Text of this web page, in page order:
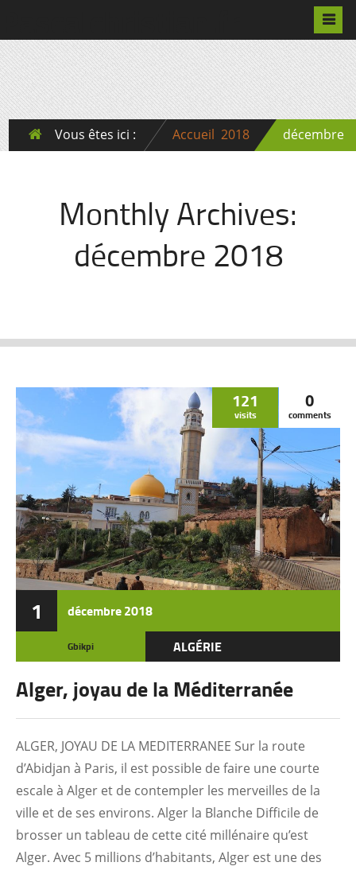
Vous êtes ici : Accueil 2018 décembre
Monthly Archives:
décembre 2018
1 décembre2018
121
visits
0
comments
Gbikpi ALGÉRIE
Alger, joyau de la Méditerranée
ALGER, JOYAU DE LA MEDITERRANEE Sur la route
d’Abidjan à Paris, il est possible de faire une courte
escale à Alger et de contempler les merveilles de la
ville et de ses environs. Alger la Blanche Difficile de
brosser un tableau de cette cité millénaire qu’est
Alger. Avec 5 millions d’habitants, Alger est une des